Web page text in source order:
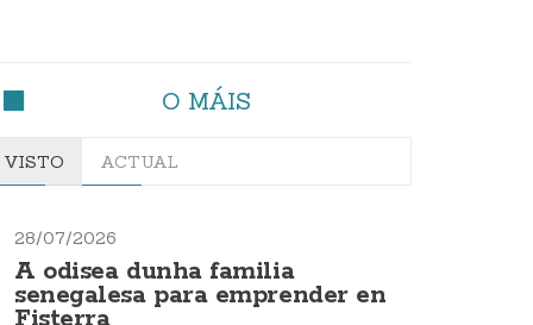
O MÁIS
VISTO ACTUAL
28/07/2026
A odisea dunha familia
senegalesa para emprender en